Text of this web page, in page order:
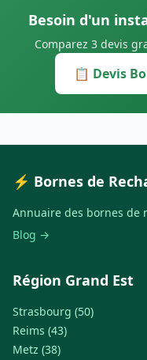
Besoin d'un
Comparez 3 devis
📋 Devis
⚡ Bornes de
Annuaire des bornes de
Blog →
Région Grand Est
Strasbourg (50)
Reims (43)
Metz (38)